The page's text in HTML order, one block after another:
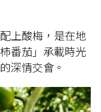
上酸梅，是在地
番茄」承載時光
深情交會。